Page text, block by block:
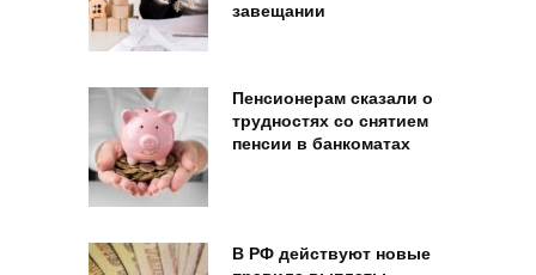
завещании
Пенсионерам сказали о
трудностях со снятием
пенсии в банкоматах
В РФ действуют новые